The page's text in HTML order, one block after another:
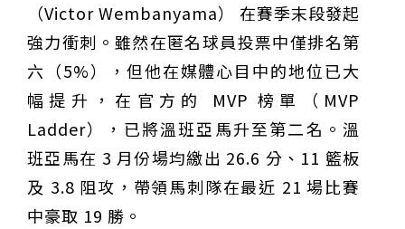
（Victor Wembanyama） 在賽季末段發起
強力衝刺。雖然在匿名球員投票中僅排名第
六（5%），但他在媒體心目中的地位已大
幅提升，在官方的 MVP 榜單（MVP
Ladder），已將溫班亞馬升至第二名。溫
班亞馬在 3 月份場均繳出 26.6 分、11 籃板
及 3.8 阻攻，帶領馬刺隊在最近 21 場比賽
中豪取 19 勝。